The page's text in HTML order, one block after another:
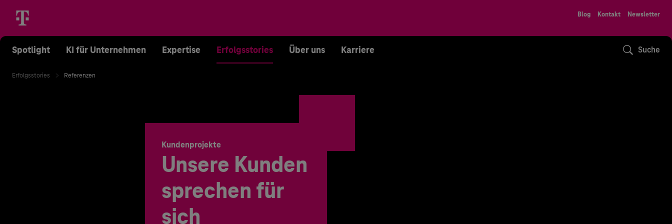
Blog Kontakt Newsletter
Spotlight KI für Unternehmen Expertise Erfolgsstories Über uns Karriere Suche
Erfolgsstories Referenzen
Kundenprojekte
Unsere Kunden
sprechen für
sich